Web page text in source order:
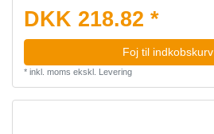
DKK 218.82 *
Foj til indkobskurv
* inkl. moms ekskl. Levering